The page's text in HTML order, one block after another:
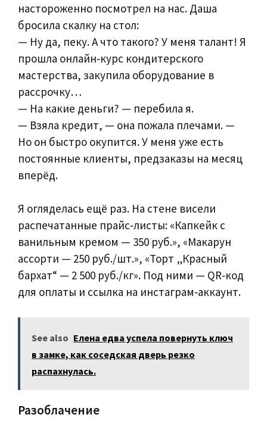
настороженно посмотрел на нас. Даша
бросила скалку на стол:
— Ну да, пеку. А что такого? У меня талант! Я
прошла онлайн‑курс кондитерского
мастерства, закупила оборудование в
рассрочку…
— На какие деньги? — перебила я.
— Взяла кредит, — она пожала плечами. —
Но он быстро окупится. У меня уже есть
постоянные клиенты, предзаказы на месяц
вперёд.
Я огляделась ещё раз. На стене висели
распечатанные прайс‑листы: «Капкейк с
ванильным кремом — 350 руб.», «Макарун
ассорти — 250 руб./шт.», «Торт „Красный
бархат“ — 2 500 руб./кг». Под ними — QR‑код
для оплаты и ссылка на инстаграм‑аккаунт.
See also Елена едва успела повернуть ключ
в замке, как соседская дверь резко
распахнулась.
Разоблачение